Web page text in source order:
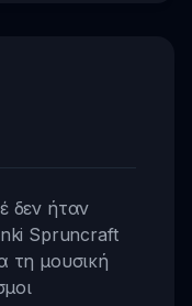
δεν ήταν
Spruncraft
τη μουσική